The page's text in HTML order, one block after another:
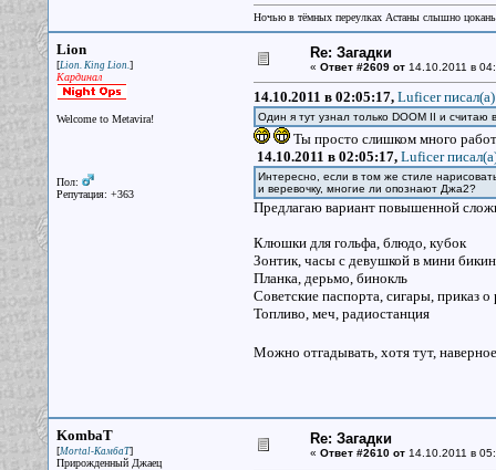
Ночью в тёмных переулках Астаны слышно
Lion
[Lion. King Lion.]
Кардинал
Welcome to Metavira!
Пол:
Репутация: +363
Re: Загадки
« Ответ #2609 от14.10.2011 в
14.10.2011 в 02:05:17, Luficer писал(a)
Один я тут узнал только DOOM II и считаю
Ты просто слишком много
14.10.2011 в 02:05:17, Luficer
Интересно, если в том же стиле
и веревочку, многие ли опознают Джа2?
Предлагаю вариант повышенной
Клюшки для гольфа, блюдо, кубок
Зонтик, часы с девушкой в мини
Планка, дерьмо, бинокль
Советские паспорта, сигары, приказ о
Топливо, меч, радиостанция
Можно отгадывать, хотя тут,
KombaT
[Mortal-КамбаТ]
Прирожденный Джаец
Re: Загадки
« Ответ #2610 от14.10.2011 в